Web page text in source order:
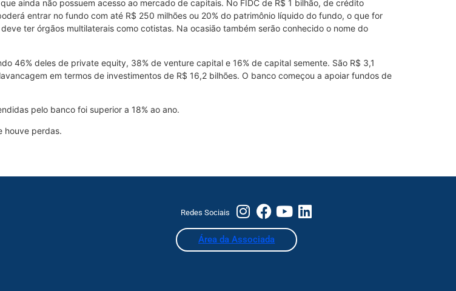
ainda não possuem acesso ao mercado de capitais. No FIDC de R$ 1 bilhão, de crédito
entrar no fundo com até R$ 250 milhões ou 20% do patrimônio líquido do fundo, o que for
ter órgãos multilaterais como cotistas. Na ocasião também serão conhecido o nome do
46% deles de private equity, 38% de venture capital e 16% de capital semente. São R$ 3,1
em termos de investimentos de R$ 16,2 bilhões. O banco começou a apoiar fundos de
pelo banco foi superior a 18% ao ano.
houve perdas.
Redes Sociais
Área da Associada